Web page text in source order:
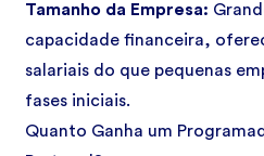
Tamanho da Empresa:
capacidade financeira,
salariais do que pequenas
fases iniciais.
Quanto Ganha um